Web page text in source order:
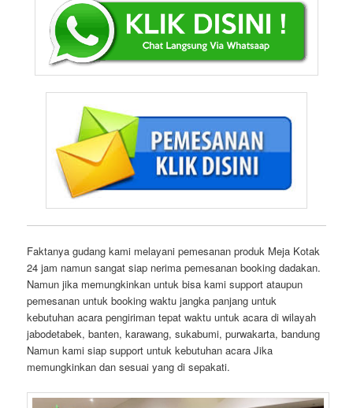
Faktanya gudang kami melayani pemesanan produk Meja Kotak
24 jam namun sangat siap nerima pemesanan booking dadakan.
Namun jika memungkinkan untuk bisa kami support ataupun
pemesanan untuk booking waktu jangka panjang untuk
kebutuhan acara pengiriman tepat waktu untuk acara di wilayah
jabodetabek, banten, karawang, sukabumi, purwakarta, bandung
Namun kami siap support untuk kebutuhan acara Jika
memungkinkan dan sesuai yang di sepakati.